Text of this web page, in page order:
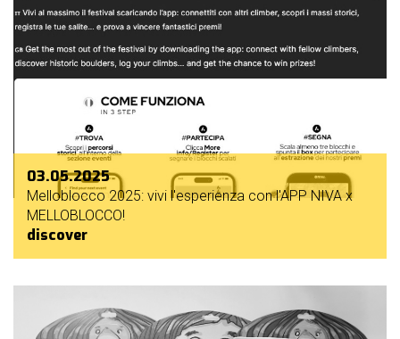
03.05.2025
Melloblocco 2025: vivi l'esperienza con l'APP NIVA x
MELLOBLOCCO!
discover